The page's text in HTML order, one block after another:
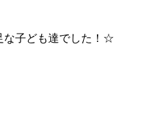
な子ども達でした！☆